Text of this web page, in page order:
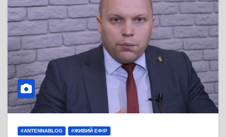
#ANTENNABLOG #ЖИВИЙ ЕФІР